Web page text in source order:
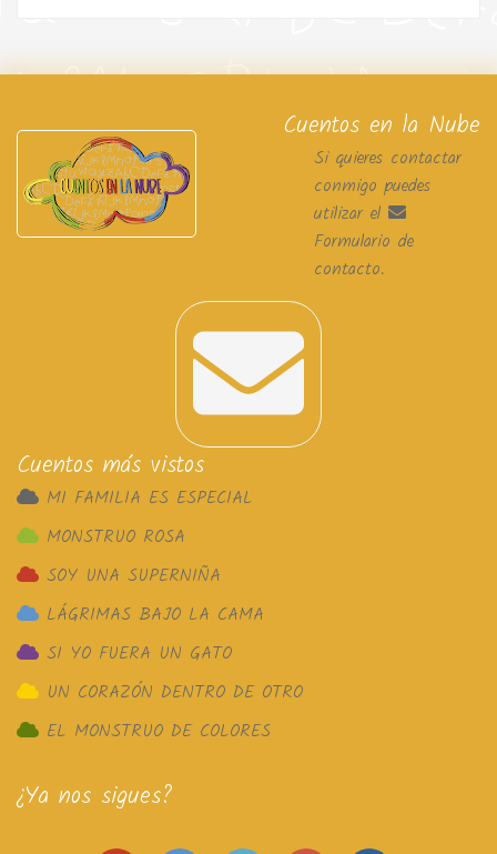
Cuentos en la Nube
Si quieres contactar
conmigo puedes
utilizar el
Formulario de
contacto.
Cuentos más vistos
MI FAMILIA ES ESPECIAL
MONSTRUO ROSA
SOY UNA SUPERNIÑA
LÁGRIMAS BAJO LA CAMA
SI YO FUERA UN GATO
UN CORAZÓN DENTRO DE OTRO
EL MONSTRUO DE COLORES
¿Ya nos sigues?